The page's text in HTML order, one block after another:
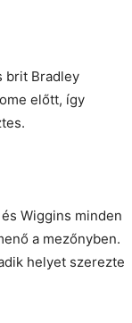
brit Bradley
előtt, így
Wiggins minden
a mezőnyben.
helyet szerezte